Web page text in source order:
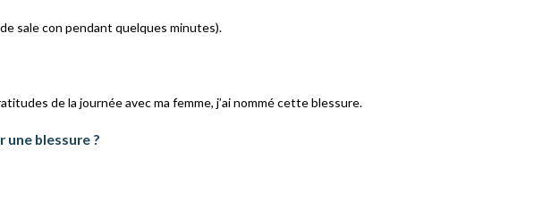
sale con pendant quelques minutes).
de la journée avec ma femme, j’ai nommé cette blessure.
blessure ?